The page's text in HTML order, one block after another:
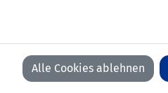
Alle Cookies ablehnen